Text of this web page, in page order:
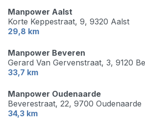
Manpower Aalst
Korte Keppestraat, 9, 9320 Aalst
29,8 km
Manpower Beveren
Gerard Van Gervenstraat, 3, 9120
33,7 km
Manpower Oudenaarde
Beverestraat, 22, 9700 Oudenaarde
34,3 km